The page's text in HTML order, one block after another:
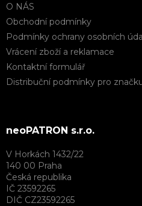
O NÁS
Obchodní podmínky
Podmínky ochrany osobních
Vrácení zboží a reklamace
Kontaktní formulář
Distribuční podmínky pro
neoPATRON s.r.o.
V Horkách 1432/22
140 00 Praha
Česká republika
IČ 23592265
DIČ CZ23592265